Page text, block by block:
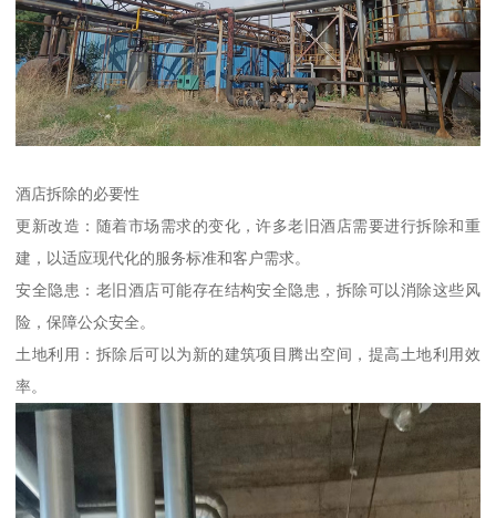
酒店拆除的必要性
更新改造：随着市场需求的变化，许多老旧酒店需要进行拆除和重
建，以适应现代化的服务标准和客户需求。
安全隐患：老旧酒店可能存在结构安全隐患，拆除可以消除这些风
险，保障公众安全。
土地利用：拆除后可以为新的建筑项目腾出空间，提高土地利用效
率。